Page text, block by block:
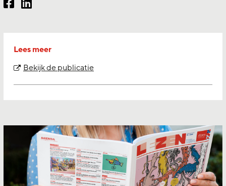
Lees meer
Bekijk de publicatie